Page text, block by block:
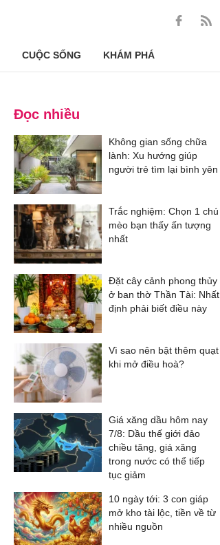
CUỘC SỐNG KHÁM PHÁ
Đọc nhiều
Không gian sống chữa
lành: Xu hướng giúp
người trẻ tìm lại bình yên
Trắc nghiệm: Chọn 1 chú
mèo bạn thấy ấn tượng
nhất
Đặt cây cảnh phong thủy
ở ban thờ Thần Tài: Nhất
định phải biết điều này
Vì sao nên bật thêm quạt
khi mở điều hoà?
Giá xăng dầu hôm nay
7/8: Dầu thế giới đảo
chiều tăng, giá xăng
trong nước có thể tiếp
tục giảm
10 ngày tới: 3 con giáp
mở kho tài lộc, tiền về từ
nhiều nguồn